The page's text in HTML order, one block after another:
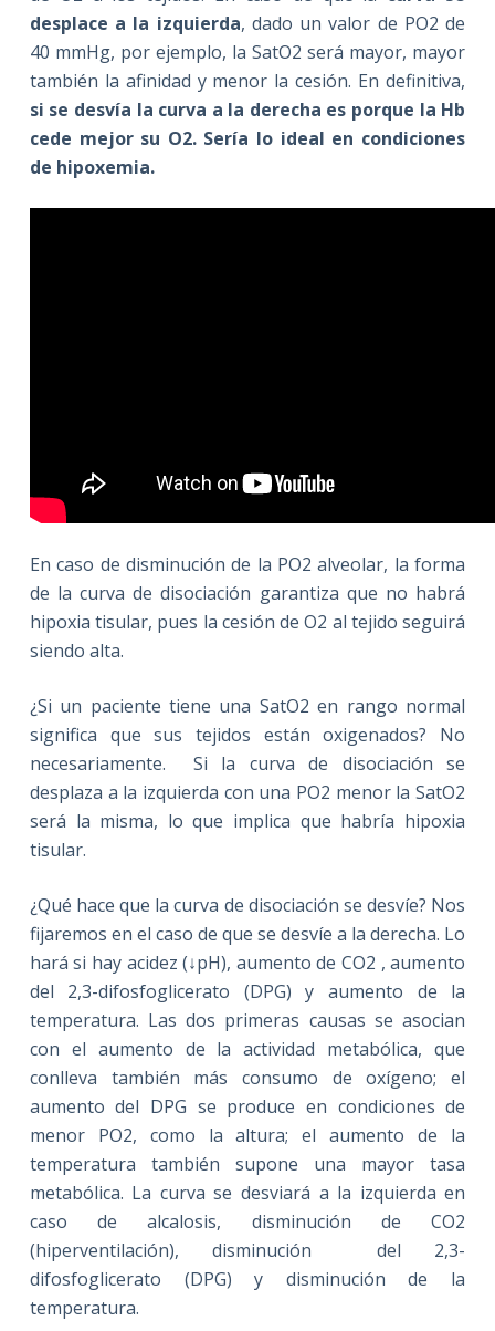
desplace a la izquierda, dado un valor de PO2 de
40 mmHg, por ejemplo, la SatO2 será mayor, mayor
también la afinidad y menor la cesión. En definitiva,
si se desvía la curva a la derecha es porque la Hb
cede mejor su O2. Sería lo ideal en condiciones
de hipoxemia.
En caso de disminución de la PO2 alveolar, la forma
de la curva de disociación garantiza que no habrá
hipoxia tisular, pues la cesión de O2 al tejido seguirá
siendo alta.
¿Si un paciente tiene una SatO2 en rango normal
significa que sus tejidos están oxigenados? No
necesariamente. Si la curva de disociación se
desplaza a la izquierda con una PO2 menor la SatO2
será la misma, lo que implica que habría hipoxia
tisular.
¿Qué hace que la curva de disociación se desvíe? Nos
fijaremos en el caso de que se desvíe a la derecha. Lo
hará si hay acidez (↓pH), aumento de CO2 , aumento
del 2,3-difosfoglicerato (DPG) y aumento de la
temperatura. Las dos primeras causas se asocian
con el aumento de la actividad metabólica, que
conlleva también más consumo de oxígeno; el
aumento del DPG se produce en condiciones de
menor PO2, como la altura; el aumento de la
temperatura también supone una mayor tasa
metabólica. La curva se desviará a la izquierda en
caso de alcalosis, disminución de CO2
(hiperventilación), disminución del 2,3-
difosfoglicerato (DPG) y disminución de la
temperatura.